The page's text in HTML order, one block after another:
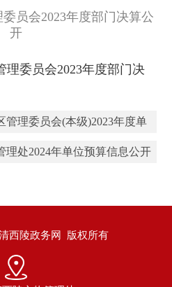
员会2023年度部门决算公
开
理委员会2023年度部门决
管理委员会(本级)2023年度单
理处2024年单位预算信息公开
西陵政务网 版权所有